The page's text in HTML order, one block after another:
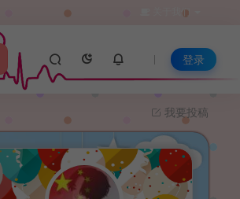
关于我们
登录
我要投稿